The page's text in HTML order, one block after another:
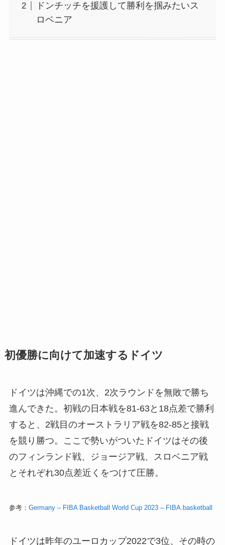
ドンチッチを援護して勝利を掴みたいス
ロベニア
初優勝に向けて加速するドイツ
ドイツは沖縄での1次、2次ラウンドを無敗で勝ち
進んできた。初戦の日本戦を81-63と18点差で勝利
すると、2戦目のオーストラリア戦を82-85と接戦
を競り勝つ。ここで勢いがついたドイツはその後
のフィンランド戦、ジョージア戦、スロベニア戦
とそれぞれ30点差近くをつけて圧勝。
参考： Germany – FIBA Basketball World Cup 2023 – FIBA.basketball
ドイツは昨年のユーロカップ2022で3位、その時の